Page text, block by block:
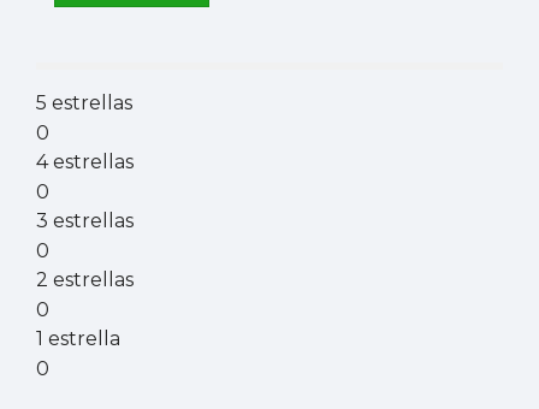
5 estrellas
0
4 estrellas
0
3 estrellas
0
2 estrellas
0
1 estrella
0